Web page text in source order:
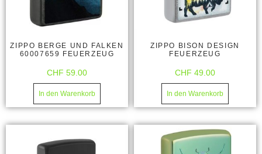
ZIPPO BERGE UND FALKEN
60007659 FEUERZEUG
CHF 59.00
In den Warenkorb
ZIPPO BISON DESIGN
FEUERZEUG
CHF 49.00
In den Warenkorb